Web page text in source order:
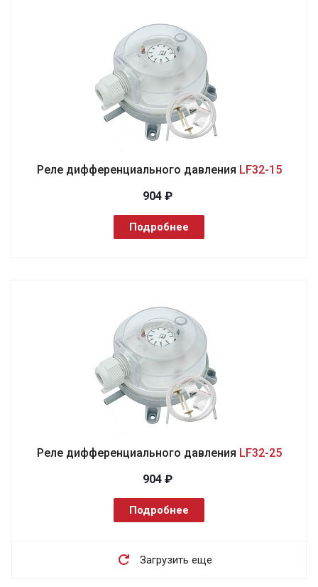
Реле дифференциального давления LF32-15
904 ₽
Подробнее
Реле дифференциального давления LF32-25
904 ₽
Подробнее
Загрузить еще